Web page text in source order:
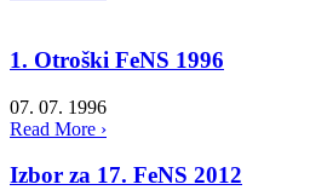
1. Otroški FeNS 1996
07. 07. 1996
Read More ›
Izbor za 17. FeNS 2012